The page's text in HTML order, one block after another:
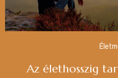
Az élethosszig